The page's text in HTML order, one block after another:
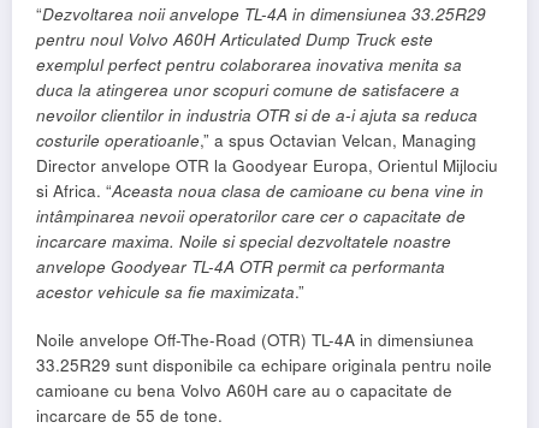
“Dezvoltarea noii anvelope TL-4A in dimensiunea 33.25R29
pentru noul Volvo A60H Articulated Dump Truck este
exemplul perfect pentru colaborarea inovativa menita sa
duca la atingerea unor scopuri comune de satisfacere a
nevoilor clientilor in industria OTR si de a-i ajuta sa reduca
costurile operatioanle,” a spus Octavian Velcan, Managing
Director anvelope OTR la Goodyear Europa, Orientul Mijlociu
si Africa. “Aceasta noua clasa de camioane cu bena vine in
intâmpinarea nevoii operatorilor care cer o capacitate de
incarcare maxima. Noile si special dezvoltatele noastre
anvelope Goodyear TL-4A OTR permit ca performanta
acestor vehicule sa fie maximizata.”
Noile anvelope Off-The-Road (OTR) TL-4A in dimensiunea
33.25R29 sunt disponibile ca echipare originala pentru noile
camioane cu bena Volvo A60H care au o capacitate de
incarcare de 55 de tone.